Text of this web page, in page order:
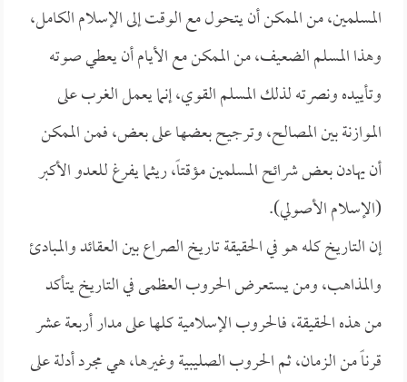
المسلمين، من الممكن أن يتحول مع الوقت إلى الإسلام الكامل،
وهذا المسلم الضعيف، من الممكن مع الأيام أن يعطي صوته
وتأييده ونصرته لذلك المسلم القوي، إنما يعمل الغرب على
الموازنة بين المصالح، وترجيح بعضها على بعض، فمن الممكن
أن يهادن بعض شرائح المسلمين مؤقتاً، ريثما يفرغ للعدو الأكبر
(الإسلام الأصولي).
إن التاريخ كله هو في الحقيقة تاريخ الصراع بين العقائد والمبادئ
والمذاهب، ومن يستعرض الحروب العظمى في التاريخ يتأكد
من هذه الحقيقة، فالحروب الإسلامية كلها على مدار أربعة عشر
قرناً من الزمان، ثم الحروب الصليبية وغيرها، هي مجرد أدلة على